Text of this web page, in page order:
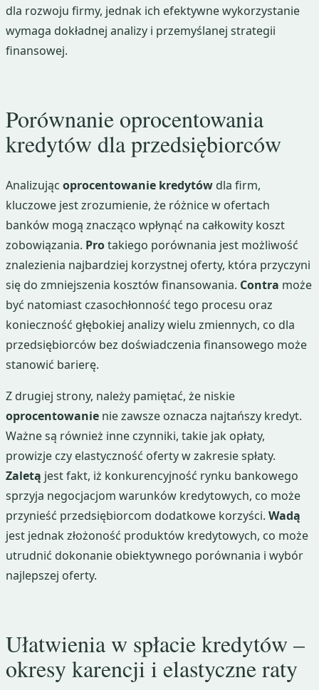
dla rozwoju firmy, jednak ich efektywne wykorzystanie
wymaga dokładnej analizy i przemyślanej strategii
finansowej.
Porównanie oprocentowania
kredytów dla przedsiębiorców
Analizując oprocentowanie kredytów dla firm,
kluczowe jest zrozumienie, że różnice w ofertach
banków mogą znacząco wpłynąć na całkowity koszt
zobowiązania. Protakiego porównania jest możliwość
znalezienia najbardziej korzystnej oferty, która przyczyni
się do zmniejszenia kosztów finansowania. Contra może
być natomiast czasochłonność tego procesu oraz
konieczność głębokiej analizy wielu zmiennych, co dla
przedsiębiorców bez doświadczenia finansowego może
stanowić barierę.
Z drugiej strony, należy pamiętać, że niskie
oprocentowanie nie zawsze oznacza najtańszy kredyt.
Ważne są również inne czynniki, takie jak opłaty,
prowizje czy elastyczność oferty w zakresie spłaty.
Zaletą jest fakt, iż konkurencyjność rynku bankowego
sprzyja negocjacjom warunków kredytowych, co może
przynieść przedsiębiorcom dodatkowe korzyści. Wadą
jest jednak złożoność produktów kredytowych, co może
utrudnić dokonanie obiektywnego porównania i wybór
najlepszej oferty.
Ułatwienia w spłacie kredytów –
okresy karencji i elastyczne raty